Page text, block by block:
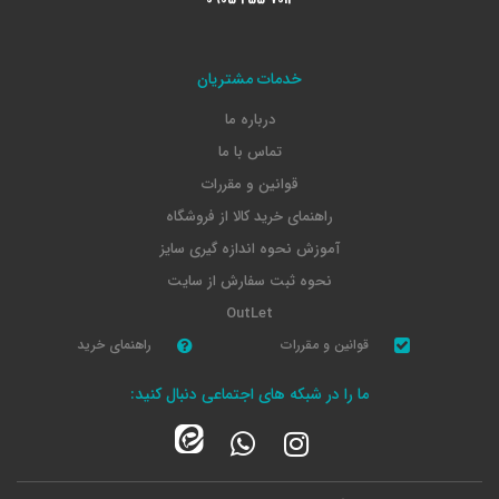
خدمات مشتریان
درباره ما
تماس با ما
قوانین و مقررات
راهنمای خرید کالا از فروشگاه
آموزش نحوه اندازه گیری سایز
نحوه ثبت سفارش از سایت
OutLet
قوانین و مقررات راهنمای خرید
ما را در شبکه های اجتماعی دنبال کنید: